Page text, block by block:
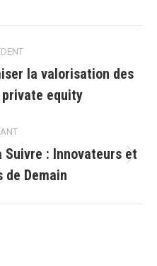
précédent
la valorisation des
equity
: Innovateurs et
de Demain